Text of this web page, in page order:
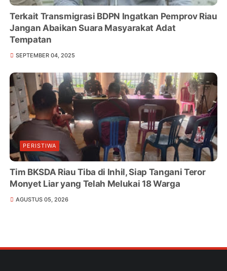
Terkait Transmigrasi BDPN Ingatkan Pemprov Riau
Jangan Abaikan Suara Masyarakat Adat
Tempatan
SEPTEMBER 04, 2025
PERISTIWA
Tim BKSDA Riau Tiba di Inhil, Siap Tangani Teror
Monyet Liar yang Telah Melukai 18 Warga
AGUSTUS 05, 2026